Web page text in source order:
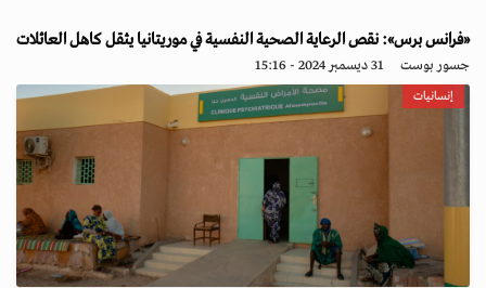
«فرانس برس»: نقص الرعاية الصحية النفسية في موريتانيا يثقل كاهل العائلات
جسور بوست 31 ديسمبر 2024 - 15:16
إنسانيات